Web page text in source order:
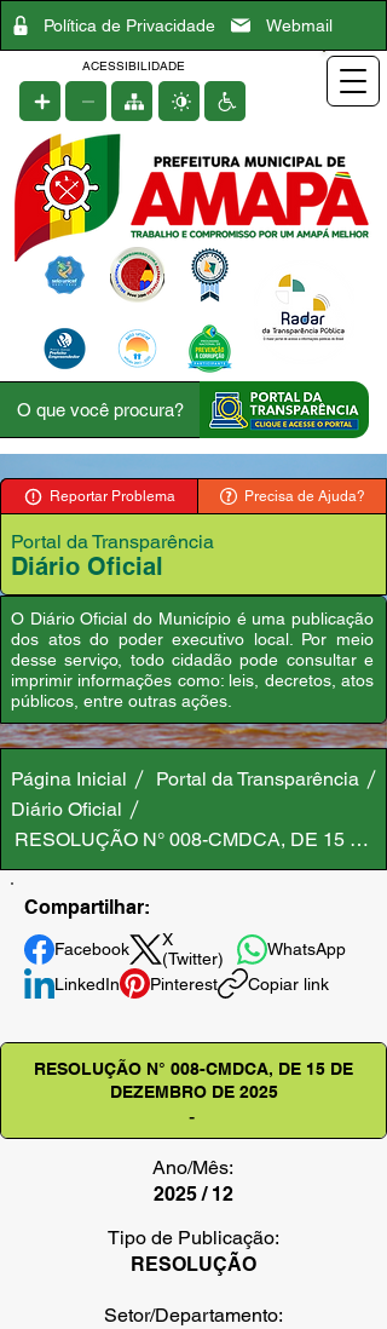
Política de Privacidade Webmail
ACESSIBILIDADE
Reportar Problema Precisa de Ajuda?
Portal da Transparência
Diário Oficial
O Diário Oficial do Município é uma publicação
dos atos do poder executivo local. Por meio
desse serviço, todo cidadão pode consultar e
imprimir informações como: leis, decretos, atos
públicos, entre outras ações.
Página Inicial
Portal da Transparência
Diário Oficial
RESOLUÇÃO N° 008-CMDCA, DE 15
Compartilhar:
Facebook
X
(Twitter)
WhatsApp
LinkedIn
Pinterest Copiar link
RESOLUÇÃO N° 008-CMDCA, DE 15 DE
DEZEMBRO DE 2025
-
Ano/Mês:
2025 / 12
Tipo de Publicação:
RESOLUÇÃO
Setor/Departamento: